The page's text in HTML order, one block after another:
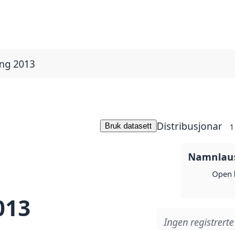
2013
Bruk datasett Distribusjonar 1
Open
Ingen